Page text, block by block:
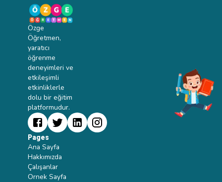
Özge
Öğretmen,
yaratıcı
öğrenme
deneyimleri ve
etkileşimli
etkinliklerle
dolu bir eğitim
platformudur.
Pages
Ana Sayfa
Hakkımızda
Çalışanlar
Ornek Sayfa